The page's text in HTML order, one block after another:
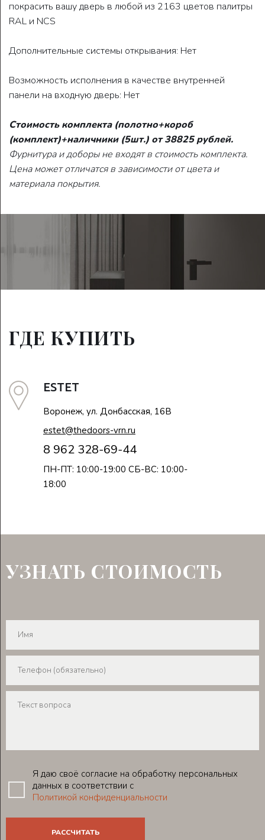
покрасить вашу дверь в любой из 2163 цветов палитры
RAL и NCS
Дополнительные системы открывания: Нет
Возможность исполнения в качестве внутренней
панели на входную дверь: Нет
Стоимость комплекта (полотно+короб
(комплект)+наличники (5шт.) от 38825 рублей.
Фурнитура и доборы не входят в стоимость комплекта.
Цена может отличатся в зависимости от цвета и
материала покрытия.
ГДЕ КУПИТЬ
ESTET
Воронеж, ул. Донбасская, 16В
estet@thedoors-vrn.ru
8 962 328-69-44
ПН-ПТ: 10:00-19:00 СБ-ВС: 10:00-
18:00
УЗНАТЬ СТОИМОСТЬ
Я даю своё согласие на обработку персональных
данных в соответствии с
Политикой конфиденциальности